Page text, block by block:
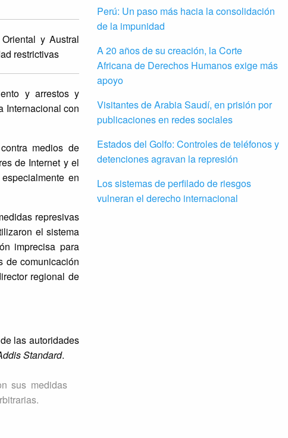
y Austral
restrictivas
y arrestos y
Internacional con
medios de
de Internet y el
en
represivas
el sistema
imprecisa para
de comunicación
regional de
las autoridades
Standard.
sus medidas
Perú: Un paso más hacia la consolidación
de la impunidad
A 20 años de su creación, la Corte
Africana de Derechos Humanos exige más
apoyo
Visitantes de Arabia Saudí, en prisión por
publicaciones en redes sociales
Estados del Golfo: Controles de teléfonos y
detenciones agravan la represión
Los sistemas de perfilado de riesgos
vulneran el derecho internacional